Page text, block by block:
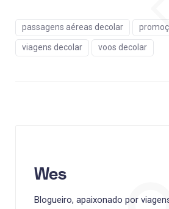
passagens aéreas decolar
viagens decolar voos decolar
Wes
Blogueiro, apaixonado por